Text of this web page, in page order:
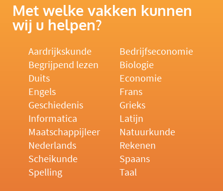
Met welke vakken kunnen
wij u helpen?
Aardrijkskunde
Bedrijfseconomie
Begrijpend lezen
Biologie
Duits
Economie
Engels
Frans
Geschiedenis
Grieks
Informatica
Latijn
Maatschappijleer
Natuurkunde
Nederlands
Rekenen
Scheikunde
Spaans
Spelling
Taal